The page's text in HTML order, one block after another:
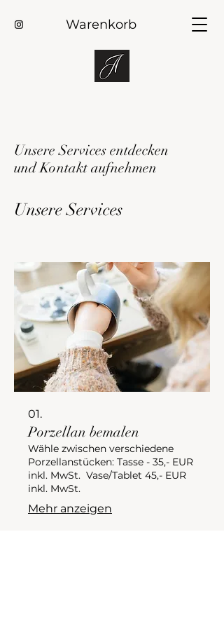
Warenkorb
Unsere Services entdecken
und Kontakt aufnehmen
Unsere Services
01.
Porzellan bemalen
Wähle zwischen verschiedene
Porzellanstücken: Tasse - 35,- EUR
inkl. MwSt. Vase/Tablet 45,- EUR
inkl. MwSt.
Mehr anzeigen